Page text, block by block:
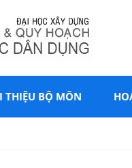
THIỆU BỘ MÔN